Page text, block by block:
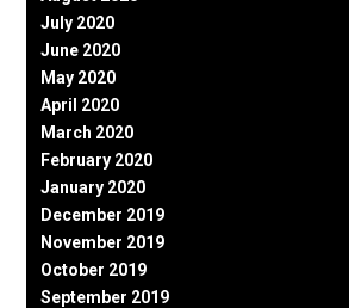
July 2020
June 2020
May 2020
April 2020
March 2020
February 2020
January 2020
December 2019
November 2019
October 2019
September 2019